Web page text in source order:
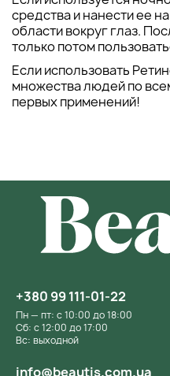
средства и нанести ее
области вокруг глаз.
только потом
Если использовать
множества людей по
первых применений!
+380 99 111-01-22
Пн — пт: с 10:00 до 18:00
Сб: с 12:00 до 17:00
Вс: выходной
info@beautis.com.ua